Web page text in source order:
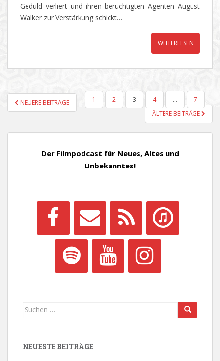
Geduld verliert und ihren berüchtigten Agenten August
Walker zur Verstärkung schickt…
WEITERLESEN
SEITENNUMMERIERUNG
DER
NEUERE BEITRÄGE 1 2 3 4 …
7
ÄLTERE BEITRÄGE
Der Filmpodcast für Neues, Altes und
Unbekanntes!
Suchen
NEUESTE BEITRÄGE